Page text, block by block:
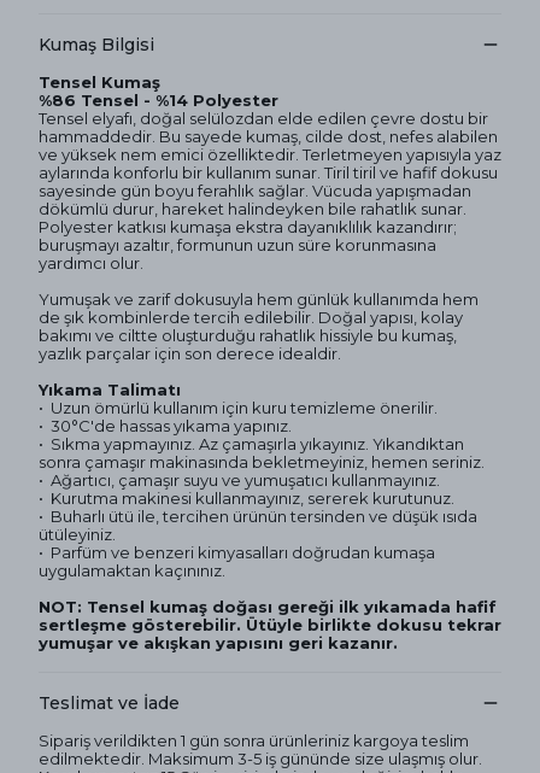
Kumaş Bilgisi
Tensel Kumaş
%86 Tensel - %14 Polyester
Tensel elyafı, doğal selülozdan elde edilen çevre dostu bir
hammaddedir. Bu sayede kumaş, cilde dost, nefes alabilen
ve yüksek nem emici özelliktedir. Terletmeyen yapısıyla yaz
aylarında konforlu bir kullanım sunar. Tiril tiril ve hafif dokusu
sayesinde gün boyu ferahlık sağlar. Vücuda yapışmadan
dökümlü durur, hareket halindeyken bile rahatlık sunar.
Polyester katkısı kumaşa ekstra dayanıklılık kazandırır;
buruşmayı azaltır, formunun uzun süre korunmasına
yardımcı olur.
Yumuşak ve zarif dokusuyla hem günlük kullanımda hem
de şık kombinlerde tercih edilebilir. Doğal yapısı, kolay
bakımı ve ciltte oluşturduğu rahatlık hissiyle bu kumaş,
yazlık parçalar için son derece idealdir.
Yıkama Talimatı
•⁠ ⁠Uzun ömürlü kullanım için kuru temizleme önerilir.
•⁠ ⁠⁠30°C'de hassas yıkama yapınız.
•⁠ ⁠⁠Sıkma yapmayınız. Az çamaşırla yıkayınız. Yıkandıktan
sonra çamaşır makinasında bekletmeyiniz, hemen seriniz.
•⁠ ⁠Ağartıcı, çamaşır suyu ve yumuşatıcı kullanmayınız.
•⁠ ⁠Kurutma makinesi kullanmayınız, sererek kurutunuz.
•⁠ ⁠Buharlı ütü ile, tercihen ürünün tersinden ve düşük ısıda
ütüleyiniz.
•⁠ ⁠Parfüm ve benzeri kimyasalları doğrudan kumaşa
uygulamaktan kaçınınız.
NOT: Tensel kumaş doğası gereği ilk yıkamada hafif
sertleşme gösterebilir. Ütüyle birlikte dokusu tekrar
yumuşar ve akışkan yapısını geri kazanır.
Teslimat ve İade
Sipariş verildikten 1 gün sonra ürünleriniz kargoya teslim
edilmektedir. Maksimum 3-5 iş gününde size ulaşmış olur.